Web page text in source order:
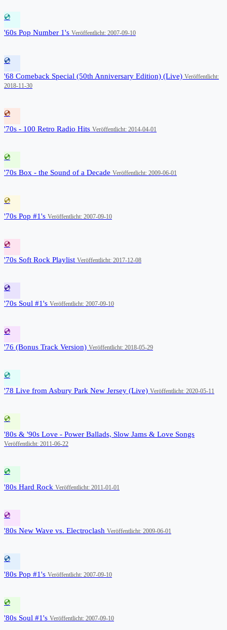
💿
'60s Pop Number 1's Veröffentlicht: 2007-09-10
💿
'68 Comeback Special (50th Anniversary Edition) (Live) Veröffentlicht:
2018-11-30
💿
'70s - 100 Retro Radio Hits Veröffentlicht: 2014-04-01
💿
'70s Box - the Sound of a Decade Veröffentlicht: 2009-06-01
💿
'70s Pop #1's Veröffentlicht: 2007-09-10
💿
'70s Soft Rock Playlist Veröffentlicht: 2017-12-08
💿
'70s Soul #1's Veröffentlicht: 2007-09-10
💿
'76 (Bonus Track Version) Veröffentlicht: 2018-05-29
💿
'78 Live from Asbury Park New Jersey (Live) Veröffentlicht: 2020-05-11
💿
'80s & '90s Love - Power Ballads, Slow Jams & Love Songs
Veröffentlicht: 2011-06-22
💿
'80s Hard Rock Veröffentlicht: 2011-01-01
💿
'80s New Wave vs. Electroclash Veröffentlicht: 2009-06-01
💿
'80s Pop #1's Veröffentlicht: 2007-09-10
💿
'80s Soul #1's Veröffentlicht: 2007-09-10